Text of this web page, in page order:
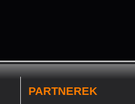
PARTNEREK